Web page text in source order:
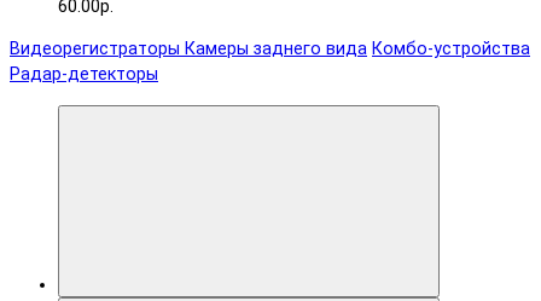
60.00р.
Видеорегистраторы Камеры заднего вида Комбо-устройства
Радар-детекторы